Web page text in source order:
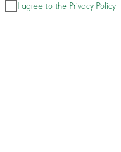
I agree to the Privacy Policy